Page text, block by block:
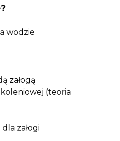
wodzie
załogą
(teoria
załogi